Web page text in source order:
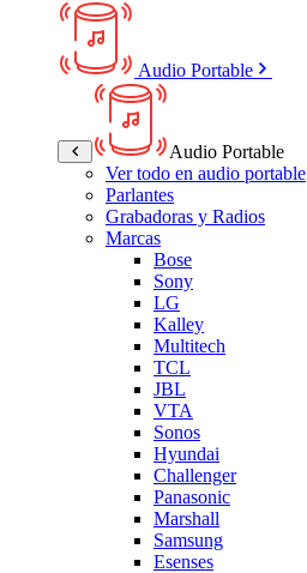
Audio Portable
Audio Portable
Ver todo en audio portable
Parlantes
Grabadoras y Radios
Marcas
Bose
Sony
LG
Kalley
Multitech
TCL
JBL
VTA
Sonos
Hyundai
Challenger
Panasonic
Marshall
Samsung
Esenses